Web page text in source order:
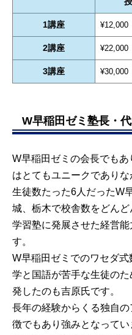
1講座 ¥12,000
2講座 ¥22,000
3講座 ¥30,000
W早稲田ゼミ塾長・
W早稲田ゼミの会長でも
はとてもユニークでありな
生徒数たった6人だったW
城、栃木で校舎数をどん
学習塾に発展させた経営
す。
W早稲田ゼミでのワセダ
学と国語が苦手な生徒の
発したのも吉原氏です。
長年の経験からくる独自
徴でもあり強みとなってい